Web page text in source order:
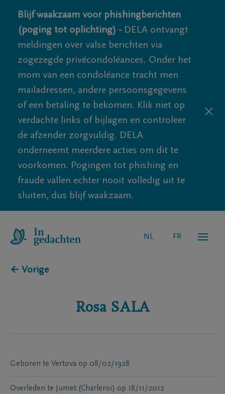
Blijf waakzaam voor phishingberichten
(poging tot oplichting) - DELA ontvangt
meldingen over valse berichten via
zogezegde privécondoléances. Onder het
mom van een condoléance tracht men
mailadressen, andere persoonsgegevens
of een betaling te bekomen. Klik niet op
verdachte links of bijlagen en controleer
de afzender zorgvuldig. DELA
onderneemt meerdere acties om dit te
voorkomen. Pogingen tot phishing en
fraude vallen echter nooit volledig uit te
sluiten, dus blijf waakzaam.
NL FR
← Vorige
Rosa SALA
Geboren te Vertova op 08/02/1928
Overleden te Jumet (Charleroi) op 18/11/2012